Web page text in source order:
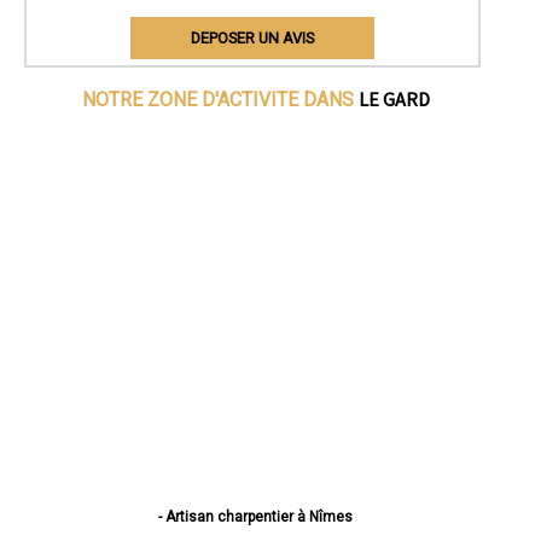
DEPOSER UN AVIS
NOTRE ZONE D'ACTIVITE DANS LE GARD
- Artisan charpentier à Nîmes